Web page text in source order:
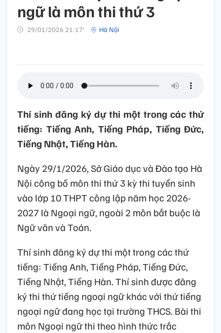
ngữ là môn thi thứ 3
29/01/2026 21:17’ Hà Nội
Thí sinh đăng ký dự thi một trong các thứ
tiếng: Tiếng Anh, Tiếng Pháp, Tiếng Đức,
Tiếng Nhật, Tiếng Hàn.
Ngày 29/1/2026, Sở Giáo dục và Đào tạo Hà
Nội công bố môn thi thứ 3 kỳ thi tuyển sinh
vào lớp 10 THPT công lập năm học 2026-
2027 là Ngoại ngữ, ngoài 2 môn bắt buộc là
Ngữ văn và Toán.
Thí sinh đăng ký dự thi một trong các thứ
tiếng: Tiếng Anh, Tiếng Pháp, Tiếng Đức,
Tiếng Nhật, Tiếng Hàn. Thí sinh được đăng
ký thi thứ tiếng ngoại ngữ khác với thứ tiếng
ngoại ngữ đang học tại trường THCS. Bài thi
môn Ngoại ngữ thi theo hình thức trắc